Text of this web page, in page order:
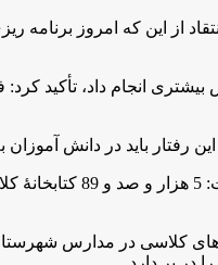
این که امروز برنامه
انجام داد، تأکید کرد:
باید در دانش آموزان
فولادوندراد با اشاره به این امر که